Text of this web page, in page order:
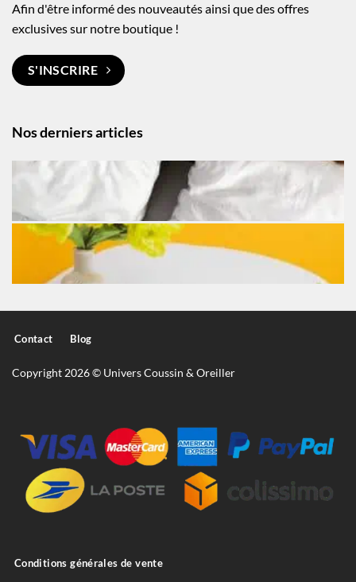
Nos derniers articles
Afin d'être informé des nouveautés ainsi que des offres
exclusives sur notre boutique !
S'INSCRIRE
Contact Blog
Copyright 2026 © Univers Coussin & Oreiller
Conditions générales de vente